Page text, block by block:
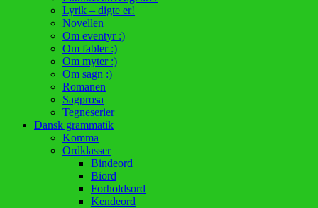
Lyrik – digte er!
Novellen
Om eventyr :)
Om fabler :)
Om myter :)
Om sagn :)
Romanen
Sagprosa
Tegneserier
Dansk grammatik
Komma
Ordklasser
Bindeord
Biord
Forholdsord
Kendeord